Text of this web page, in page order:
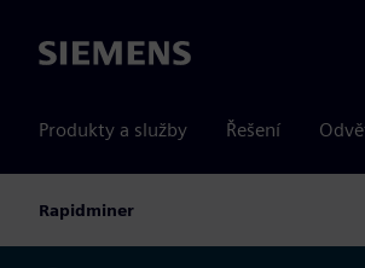
Siemens
Produkty a služby Řešení
Rapidminer